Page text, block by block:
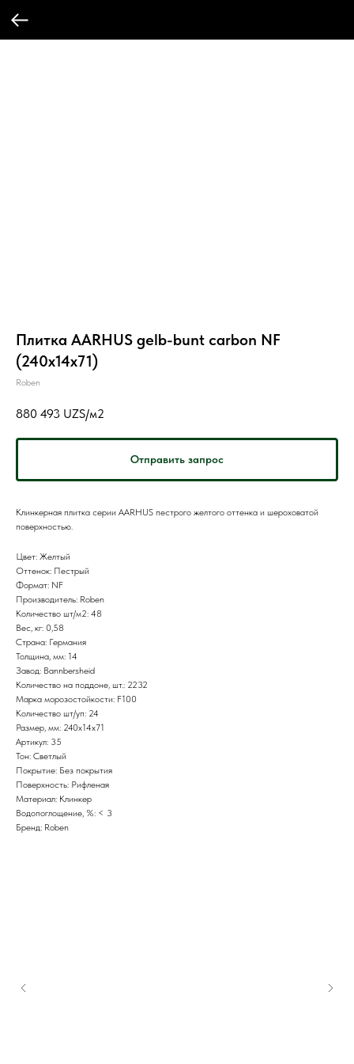
Плитка AARHUS gelb-bunt carbon NF
(240x14x71)
Roben
880 493 UZS/м2
Отправить запрос
Клинкерная плитка серии AARHUS пестрого желтого оттенка и шероховатой
поверхностью.
Цвет: Желтый
Оттенок: Пестрый
Формат: NF
Производитель: Roben
Количество шт/м2: 48
Вес, кг: 0,58
Страна: Германия
Толщина, мм: 14
Завод: Bannbersheid
Количество на поддоне, шт.: 2232
Марка морозостойкости: F100
Количество шт/уп: 24
Размер, мм: 240x14x71
Артикул: 35
Тон: Светлый
Покрытие: Без покрытия
Поверхность: Рифленая
Материал: Клинкер
Водопоглощение, %: < 3
Бренд: Roben